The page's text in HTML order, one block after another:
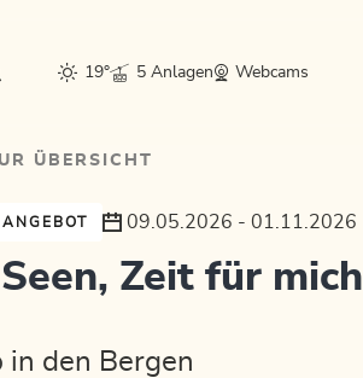
19° 5 Anlagen Webcams
ÜBERSICHT
09.05.2026 - 01.11.2026
Zeit für mich
in den Bergen